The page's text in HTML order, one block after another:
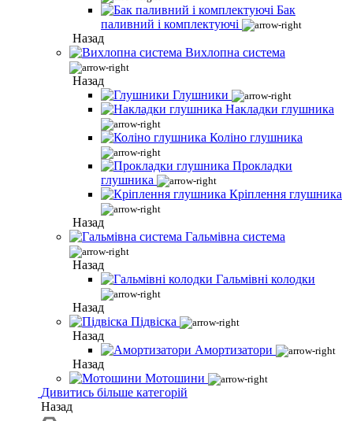
Бак
паливний і комплектуючі
Назад
Вихлопна система
Назад
Глушники
Накладки глушника
Коліно глушника
Прокладки
глушника
Кріплення глушника
Назад
Гальмівна система
Назад
Гальмівні колодки
Назад
Підвіска
Назад
Амортизатори
Назад
Мотошини
Дивитись більше категорій
Назад